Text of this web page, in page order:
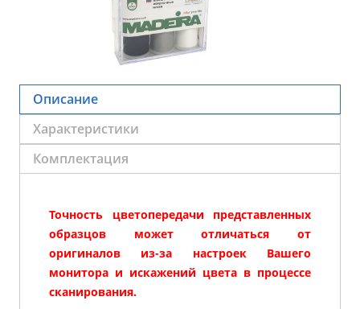
Описание
Характеристики
Комплектация
Точность цветопередачи представленных
образцов может отличаться от
оригиналов из-за настроек Вашего
монитора и искажений цвета в процессе
сканирования.